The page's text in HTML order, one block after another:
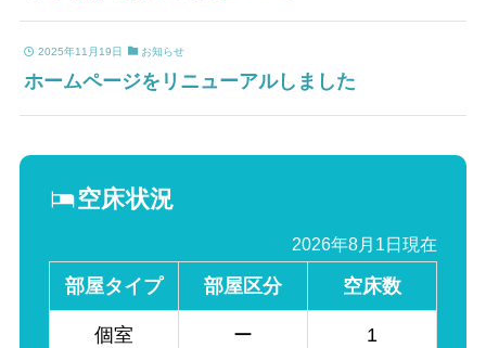
2025年11月19日 お知らせ
ホームページをリニューアルしました
空床状況
2026年8月1日現在
部屋タイプ 部屋区分 空床数
個室 ー 1